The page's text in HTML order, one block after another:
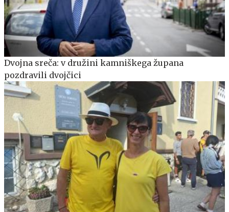
Dvojna sreča: v družini kamniškega župana
pozdravili dvojčici